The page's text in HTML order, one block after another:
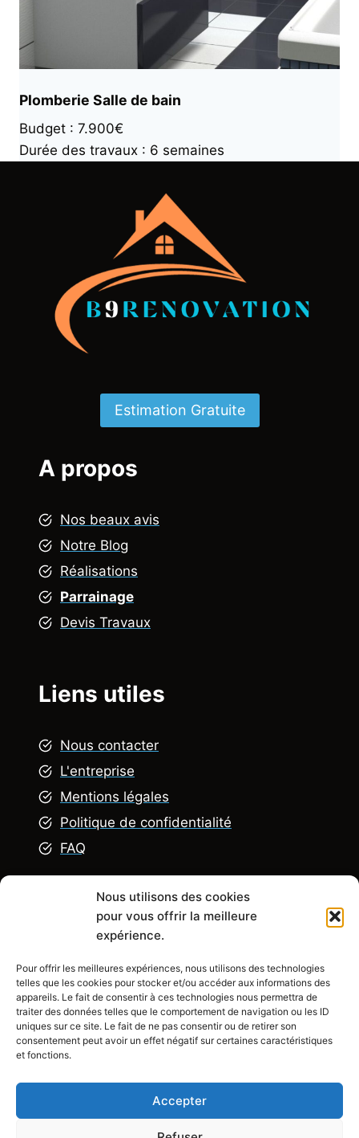
Nous utilisons des cookies
pour vous offrir la meilleure
expérience.
Pour offrir les meilleures expériences, nous utilisons des technologies
telles que les cookies pour stocker et/ou accéder aux informations des
appareils. Le fait de consentir à ces technologies nous permettra de
traiter des données telles que le comportement de navigation ou les ID
uniques sur ce site. Le fait de ne pas consentir ou de retirer son
consentement peut avoir un effet négatif sur certaines caractéristiques
et fonctions.
Accepter
Plomberie Salle de bain
Budget : 7.900€
Durée des travaux : 6 semaines
Estimation Gratuite
A propos
Nos beaux avis
Notre Blog
Réalisations
Parrainage
Devis Travaux
Liens utiles
Nous contacter
L'entreprise
Mentions légales
Politique de confidentialité
FAQ
Explorez
Rénovation appartement
Rénovation Maison
Rénovation chambre
Rénovation salle de bain